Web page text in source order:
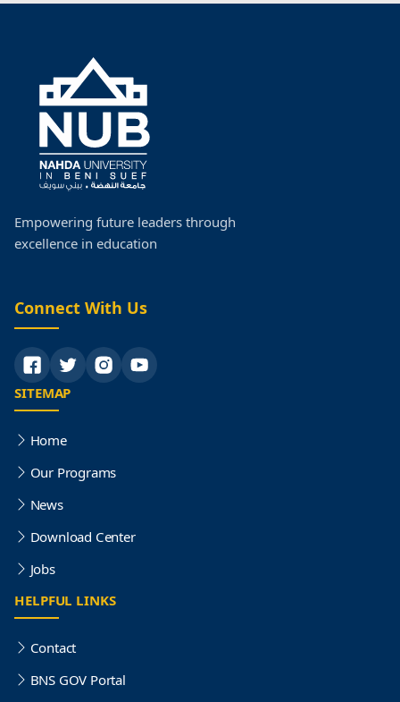
Empowering future leaders through
excellence in education
Connect With Us
SITEMAP
Home
Our Programs
News
Download Center
Jobs
HELPFUL LINKS
Contact
BNS GOV Portal